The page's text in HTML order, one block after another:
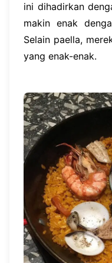
ini dihadirkan
makin enak
Selain paella,
yang enak-enak.